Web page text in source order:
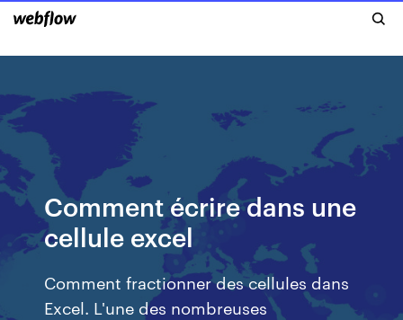
Comment écrire dans une
cellule excel
Comment fractionner des cellules dans
Excel. L'une des nombreuses